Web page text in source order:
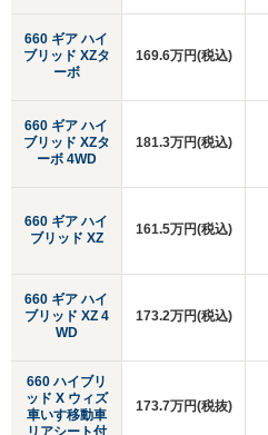
660 ギア ハイ
ブリッド XZタ
ーボ
660 ギア ハイ
ブリッド XZタ
ーボ 4WD
660 ギア ハイ
ブリッド XZ
660 ギア ハイ
ブリッド XZ 4
WD
660 ハイブリ
ッド X ウィズ
車いす移動車
リアシート付
169.6万円(税込)
181.3万円(税込)
161.5万円(税込)
173.2万円(税込)
173.7万円(税抜)